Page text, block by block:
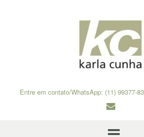
Entre em contato/WhatsApp: (11) 99377-